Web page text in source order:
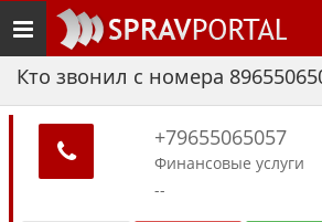
Toggle
navigation
Кто звонил с номера
+79655065057
Финансовые услуги
--